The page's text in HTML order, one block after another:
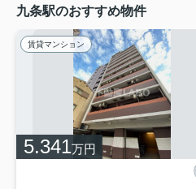
九条駅のおすすめ物件
賃貸マンション
5.341万円